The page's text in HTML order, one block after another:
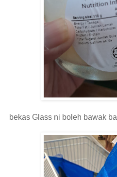
bekas Glass ni boleh bawak